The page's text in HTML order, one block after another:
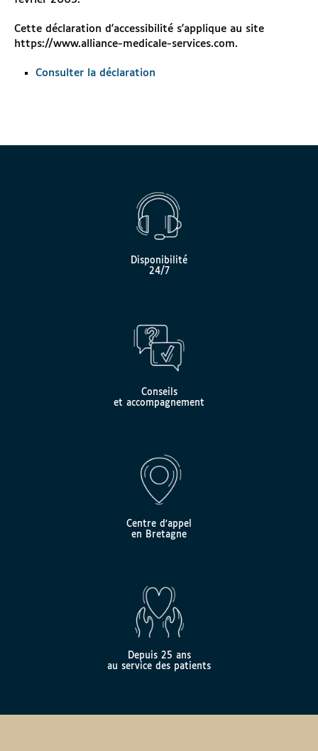
Cette déclaration d'accessibilité s'applique au site
https://www.alliance-medicale-services.com.
Consulter la déclaration
Disponibilité
24/7
Conseils
et accompagnement
Centre d'appel
en Bretagne
Depuis 25 ans
au service des patients